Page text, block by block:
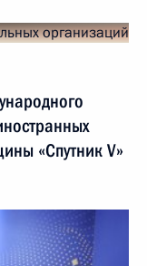
«Спутник V»